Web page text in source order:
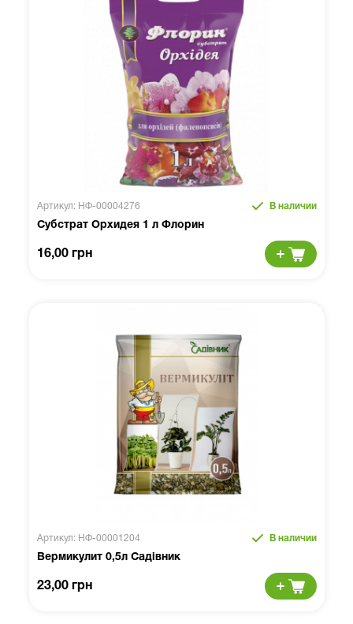
Артикул: НФ-00004276 В наличии
Субстрат Орхидея 1 л Флорин
16,00 грн
Артикул: НФ-00001204 В наличии
Вермикулит 0,5л Садівник
23,00 грн